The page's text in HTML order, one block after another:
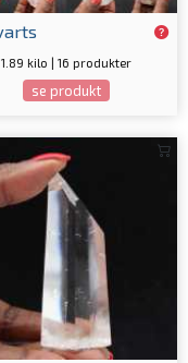
1.89 kilo | 16 produkter
se produkt